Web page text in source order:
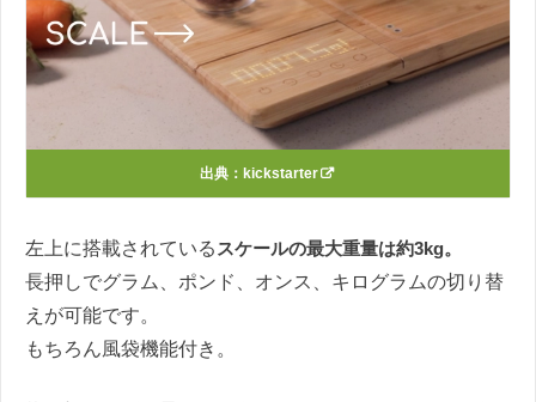
出典： kickstarter
左上に搭載されている スケールの最大重量は約3kg。
長押しでグラム、ポンド、オンス、キログラムの切り替
えが可能です。
もちろん風袋機能付き。